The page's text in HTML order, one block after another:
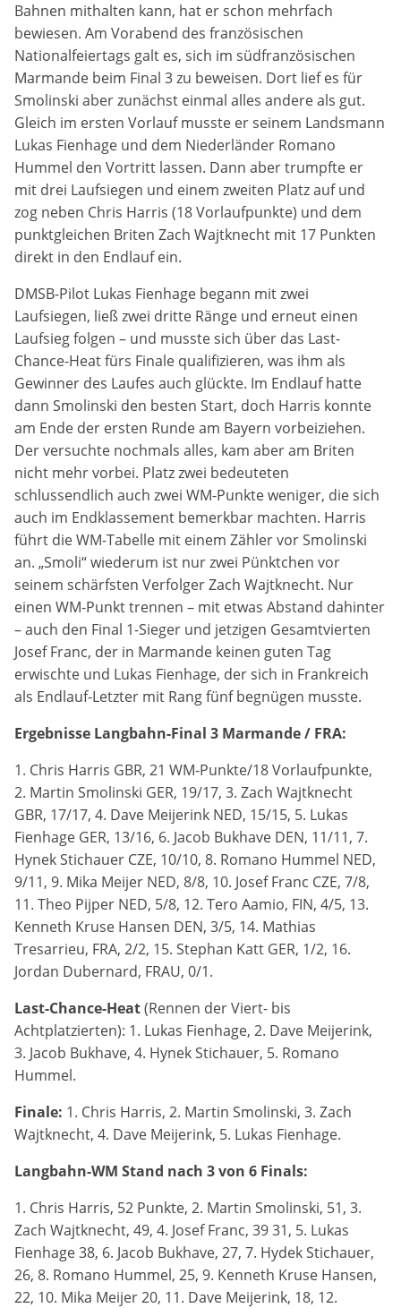
Bahnen mithalten kann, hat er schon mehrfach
bewiesen. Am Vorabend des französischen
Nationalfeiertags galt es, sich im südfranzösischen
Marmande beim Final 3 zu beweisen. Dort lief es für
Smolinski aber zunächst einmal alles andere als gut.
Gleich im ersten Vorlauf musste er seinem Landsmann
Lukas Fienhage und dem Niederländer Romano
Hummel den Vortritt lassen. Dann aber trumpfte er
mit drei Laufsiegen und einem zweiten Platz auf und
zog neben Chris Harris (18 Vorlaufpunkte) und dem
punktgleichen Briten Zach Wajtknecht mit 17 Punkten
direkt in den Endlauf ein.
DMSB-Pilot Lukas Fienhage begann mit zwei
Laufsiegen, ließ zwei dritte Ränge und erneut einen
Laufsieg folgen – und musste sich über das Last-
Chance-Heat fürs Finale qualifizieren, was ihm als
Gewinner des Laufes auch glückte. Im Endlauf hatte
dann Smolinski den besten Start, doch Harris konnte
am Ende der ersten Runde am Bayern vorbeiziehen.
Der versuchte nochmals alles, kam aber am Briten
nicht mehr vorbei. Platz zwei bedeuteten
schlussendlich auch zwei WM-Punkte weniger, die sich
auch im Endklassement bemerkbar machten. Harris
führt die WM-Tabelle mit einem Zähler vor Smolinski
an. „Smoli“ wiederum ist nur zwei Pünktchen vor
seinem schärfsten Verfolger Zach Wajtknecht. Nur
einen WM-Punkt trennen – mit etwas Abstand dahinter
– auch den Final 1-Sieger und jetzigen Gesamtvierten
Josef Franc, der in Marmande keinen guten Tag
erwischte und Lukas Fienhage, der sich in Frankreich
als Endlauf-Letzter mit Rang fünf begnügen musste.
Ergebnisse Langbahn-Final 3 Marmande / FRA:
1. Chris Harris GBR, 21 WM-Punkte/18 Vorlaufpunkte,
2. Martin Smolinski GER, 19/17, 3. Zach Wajtknecht
GBR, 17/17, 4. Dave Meijerink NED, 15/15, 5. Lukas
Fienhage GER, 13/16, 6. Jacob Bukhave DEN, 11/11, 7.
Hynek Stichauer CZE, 10/10, 8. Romano Hummel NED,
9/11, 9. Mika Meijer NED, 8/8, 10. Josef Franc CZE, 7/8,
11. Theo Pijper NED, 5/8, 12. Tero Aamio, FIN, 4/5, 13.
Kenneth Kruse Hansen DEN, 3/5, 14. Mathias
Tresarrieu, FRA, 2/2, 15. Stephan Katt GER, 1/2, 16.
Jordan Dubernard, FRAU, 0/1.
Last-Chance-Heat(Rennen der Viert- bis
Achtplatzierten): 1. Lukas Fienhage, 2. Dave Meijerink,
3. Jacob Bukhave, 4. Hynek Stichauer, 5. Romano
Hummel.
Finale: 1. Chris Harris, 2. Martin Smolinski, 3. Zach
Wajtknecht, 4. Dave Meijerink, 5. Lukas Fienhage.
Langbahn-WM Stand nach 3 von 6 Finals:
1. Chris Harris, 52 Punkte, 2. Martin Smolinski, 51, 3.
Zach Wajtknecht, 49, 4. Josef Franc, 39 31, 5. Lukas
Fienhage 38, 6. Jacob Bukhave, 27, 7. Hydek Stichauer,
26, 8. Romano Hummel, 25, 9. Kenneth Kruse Hansen,
22, 10. Mika Meijer 20, 11. Dave Meijerink, 18, 12.
Background Image
gw-cookie-bgimage
Anbieter:
DMSB
Dieser Cookie speichert Informationen zu
verwendeten Hintergrundbildern der Website.
24 Stunden
Cookie Consent
cookie_consent
Anbieter:
DMSB
Zweck:
Dieser Cookie speichert die gewählten Cookie-
Einstellungen.
12 Monate
Statistiken
Erstellung von Berichten über die Website-
Besucher persönlich identifiziert werden können.
Google Analytics
Name:
_gat, _ga, _gid
Anbieter:
Diese Cookies dienen zur Erhebung von Statistiken zur
Website-Nutzung.
Cookie Laufzeit:
24 Monate
Um Inhalte von Videoplattformen und weiteren externen
Cookies gesetzt. Die Einbindung kann bei Bedarf einzeln
aktiviert werden.
YouTube